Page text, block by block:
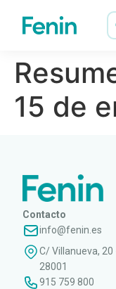
15 de
Contacto
info@fenin.es
C/ Villanueva, 20
28001
915 759 800